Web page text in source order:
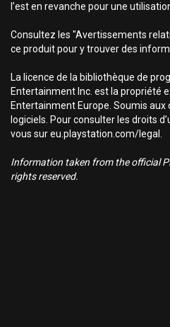
l’est en revanche pour une
Consultez les "Avertissements
ce produit pour y trouver des
La licence de la bibliothèque de
Entertainment Inc. est la propriété
Entertainment Europe. Soumis aux
logiciels. Pour consulter les droits
vous sur eu.playstation.com/legal.
Information taken from the official
rights reserved.